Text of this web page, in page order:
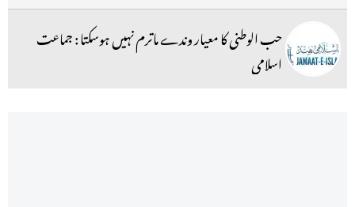
حب الوطنی کا معیار وندے ماترم نہیں ہوسکتا : جماعت
اسلامی